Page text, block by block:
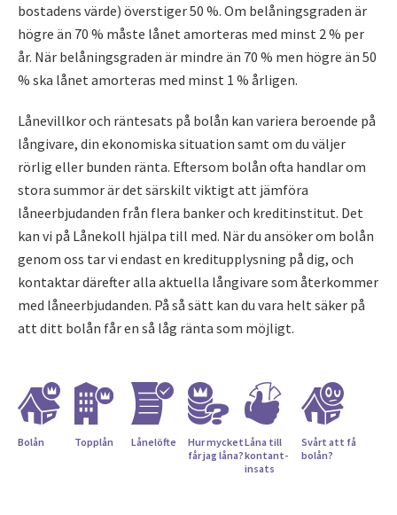
bostadens värde) överstiger 50 %. Om belåningsgraden är
högre än 70 % måste lånet amorteras med minst 2 % per
år. När belåningsgraden är mindre än 70 % men högre än 50
% ska lånet amorteras med minst 1 % årligen.
Lånevillkor och räntesats på bolån kan variera beroende på
långivare, din ekonomiska situation samt om du väljer
rörlig eller bunden ränta. Eftersom bolån ofta handlar om
stora summor är det särskilt viktigt att jämföra
låneerbjudanden från flera banker och kreditinstitut. Det
kan vi på Lånekoll hjälpa till med. När du ansöker om bolån
genom oss tar vi endast en kreditupplysning på dig, och
kontaktar därefter alla aktuella långivare som återkommer
med låneerbjudanden. På så sätt kan du vara helt säker på
att ditt bolån får en så låg ränta som möjligt.
Bolån Topplån Lånelöfte
Hur mycket
får jag låna?
Låna till
kontant­
insats
Svårt att få
bolån?